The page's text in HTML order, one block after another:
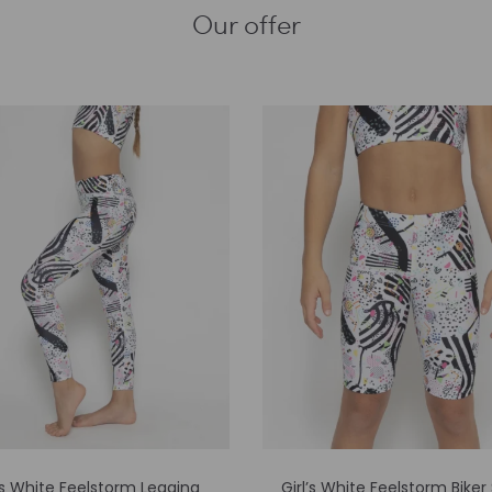
Our offer
White Feelstorm Legging Girl’s White Feelstorm Biker